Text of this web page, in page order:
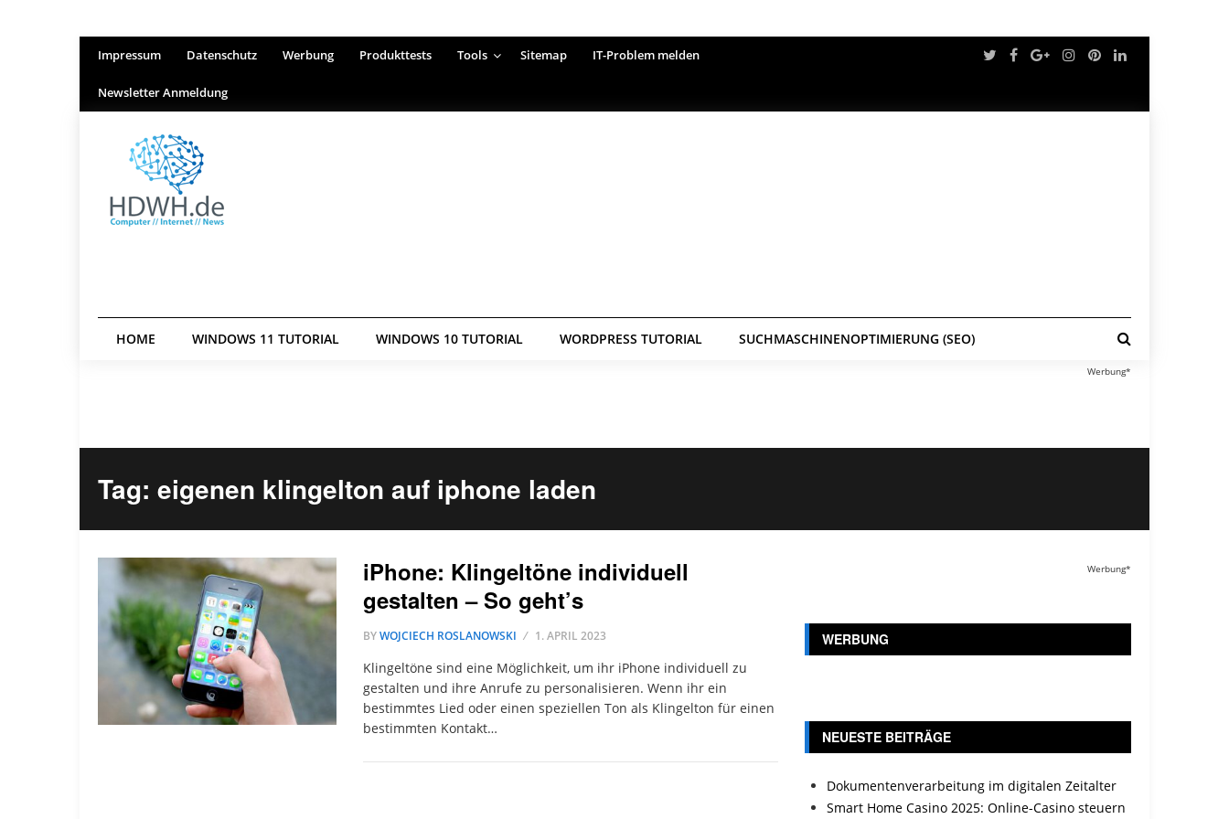
Impressum Datenschutz Werbung Produkttests Tools Sitemap IT-Problem melden
Newsletter Anmeldung
HOME WINDOWS 11 TUTORIAL WINDOWS 10 TUTORIAL WORDPRESS TUTORIAL SUCHMASCHINENOPTIMIERUNG (SEO)
Werbung*
Tag: eigenen klingelton auf iphone laden
iPhone: Klingeltöne individuell
gestalten – So geht’s
BYWOJCIECH ROSLANOWSKI 1. APRIL 2023
Klingeltöne sind eine Möglichkeit, um ihr iPhone individuell zu
gestalten und ihre Anrufe zu personalisieren. Wenn ihr ein
bestimmtes Lied oder einen speziellen Ton als Klingelton für einen
bestimmten Kontakt…
Werbung*
WERBUNG
NEUESTE BEITRÄGE
Dokumentenverarbeitung im digitalen Zeitalter
Smart Home Casino 2025: Online-Casino steuern